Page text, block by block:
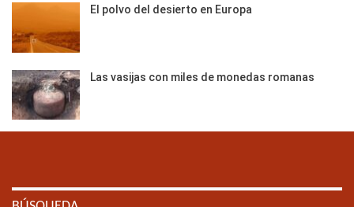
El polvo del desierto en Europa
Las vasijas con miles de monedas romanas